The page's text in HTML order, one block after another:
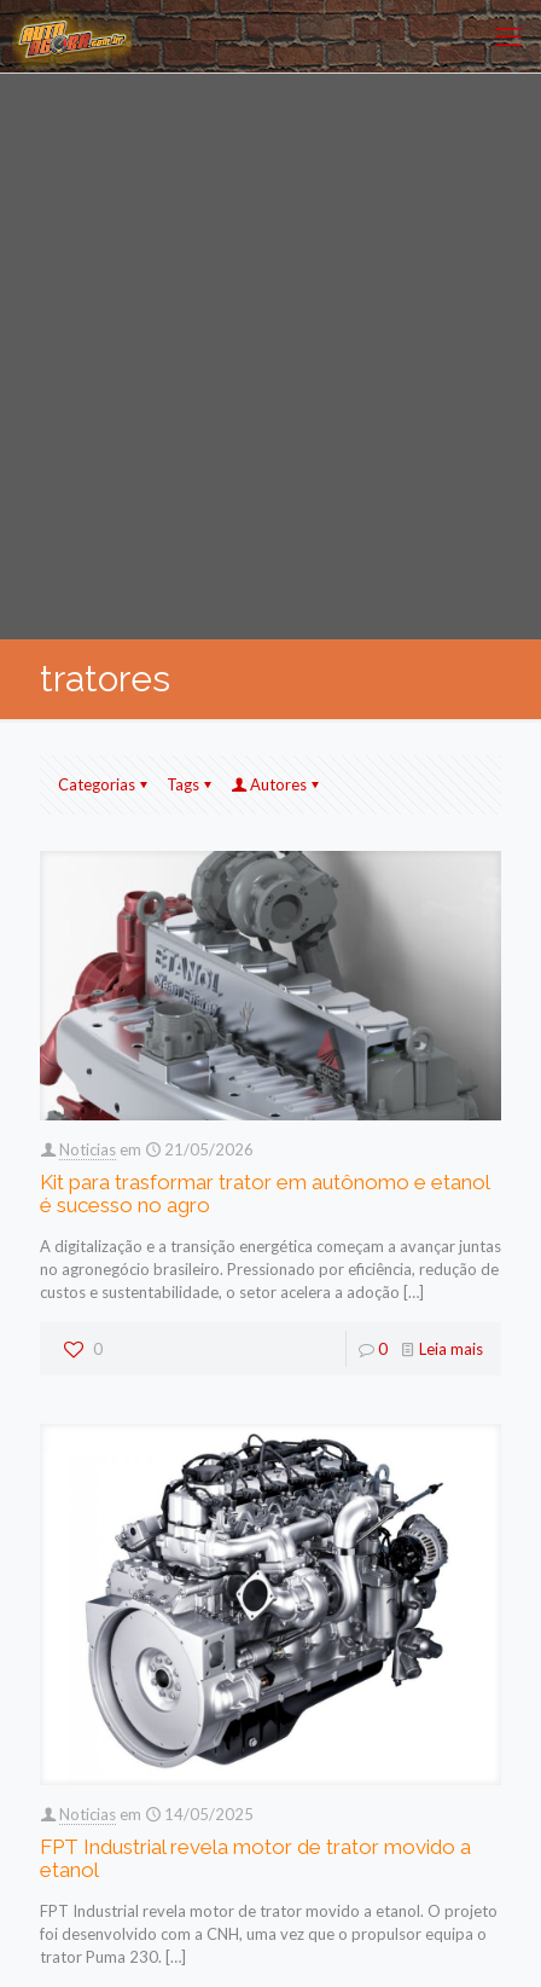
tratores
Categorias Tags Autores
Noticias em 21/05/2026
Kit para trasformar trator em autônomo e etanol
é sucesso no agro
A digitalização e a transição energética começam a avançar juntas
no agronegócio brasileiro. Pressionado por eficiência, redução de
custos e sustentabilidade, o setor acelera a adoção […]
0 0 Leia mais
Noticias em 14/05/2025
FPT Industrial revela motor de trator movido a
etanol
FPT Industrial revela motor de trator movido a etanol. O projeto
foi desenvolvido com a CNH, uma vez que o propulsor equipa o
trator Puma 230. […]